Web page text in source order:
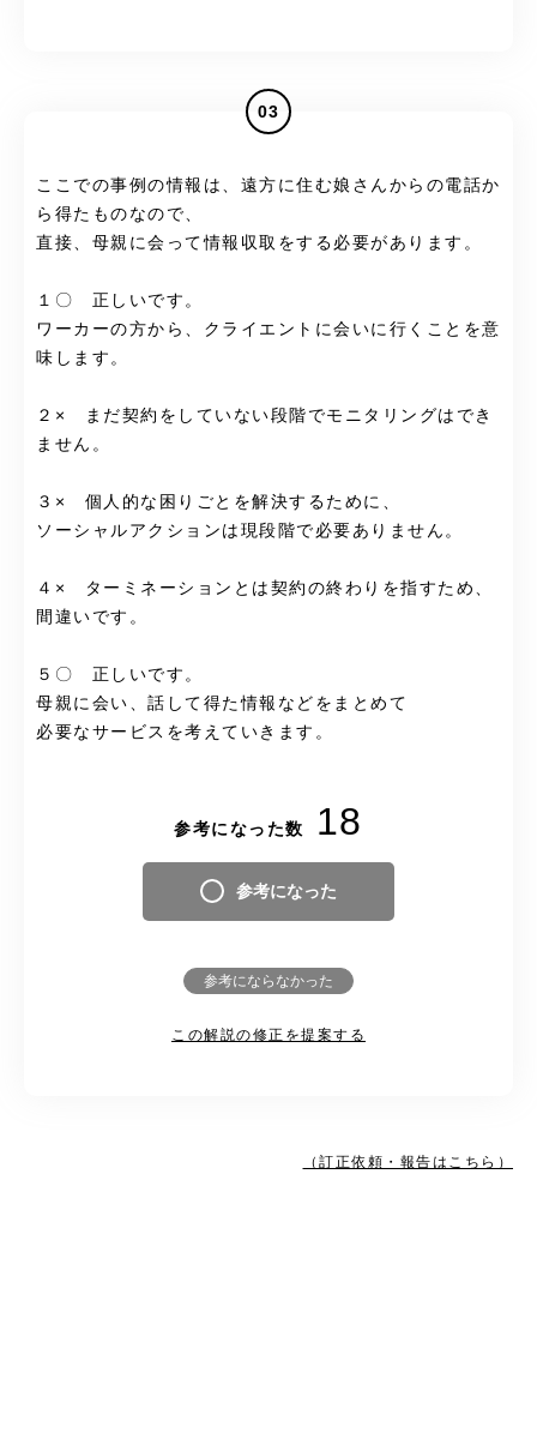
03
ここでの事例の情報は、遠方に住む娘さんからの電話か
ら得たものなので、
直接、母親に会って情報収取をする必要があります。
１〇 正しいです。
ワーカーの方から、クライエントに会いに行くことを意
味します。
２× まだ契約をしていない段階でモニタリングはでき
ません。
３× 個人的な困りごとを解決するために、
ソーシャルアクションは現段階で必要ありません。
４× ターミネーションとは契約の終わりを指すため、
間違いです。
５〇 正しいです。
母親に会い、話して得た情報などをまとめて
必要なサービスを考えていきます。
参考になった数 18
参考になった
参考にならなかった
この解説の修正を提案する
（訂正依頼・報告はこちら）